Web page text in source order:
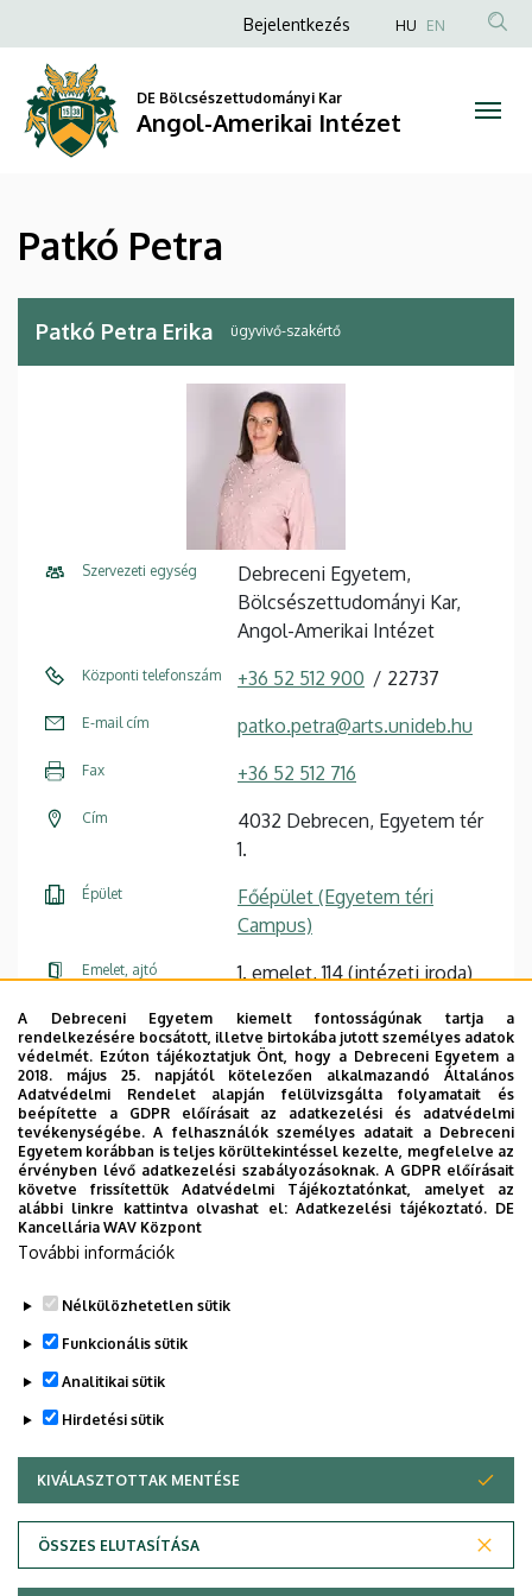
Petra
Angol-
Amerikai
Intézet
a
tartalomra
Anonim
fiók
menüje
Bejelentkezés HU EN
DE Bölcsészettudományi Kar
Angol-Amerikai Intézet
Patkó Petra
Patkó Petra Erika ügyvivő-szakértő
Szervezeti egység
Debreceni Egyetem,
Bölcsészettudományi Kar,
Angol-Amerikai Intézet
Központi telefonszám +36 52 512 900 22737
E-mail cím patko.petra@arts.unideb.hu
Fax +36 52 512 716
Cím
4032 Debrecen, Egyetem tér
1.
Épület
Főépület (Egyetem téri
Campus)
Emelet, ajtó 1. emelet, 114 (intézeti iroda)
Weboldal
Szervezeti weboldal
Weboldal
Leírás
Személyes profil / Personal profile
Legutóbbi frissítés: 2023. 11. 07. 14:47
Adatvédelem
A Debreceni Egyetem kiemelt fontosságúnak tartja a
rendelkezésére bocsátott, illetve birtokába jutott személyes adatok
védelmét. Ezúton tájékoztatjuk Önt, hogy a Debreceni Egyetem a
2018. május 25. napjától kötelezően alkalmazandó Általános
Adatvédelmi Rendelet alapján felülvizsgálta folyamatait és
beépítette a GDPR előírásait az adatkezelési és adatvédelmi
tevékenységébe. A felhasználók személyes adatait a Debreceni
Egyetem korábban is teljes körültekintéssel kezelte, megfelelve az
érvényben lévő adatkezelési szabályozásoknak. A GDPR előírásait
követve frissítettük Adatvédelmi Tájékoztatónkat, amelyet az
alábbi linkre kattintva olvashat el:Adatkezelési tájékoztató. DE
Kancellária WAV Központ
További információk
Nélkülözhetetlen sütik
Funkcionális sütik
Analitikai sütik
Hirdetési sütik
KIVÁLASZTOTTAK MENTÉSE
ÖSSZES ELUTASÍTÁSA
WITHDRAW CONSENT